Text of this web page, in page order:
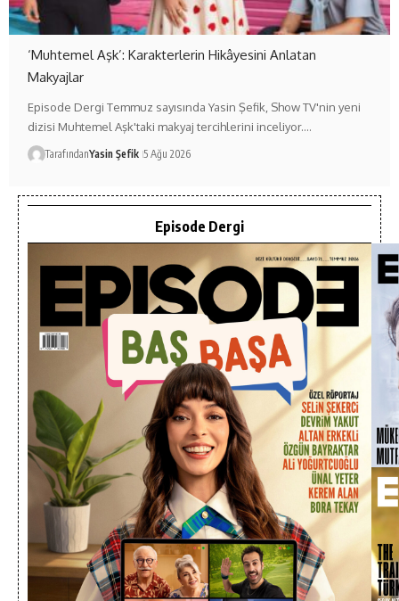
‘Muhtemel Aşk’: Karakterlerin Hikâyesini Anlatan
Makyajlar
Episode Dergi Temmuz sayısında Yasin Şefik, Show TV'nin yeni
dizisi Muhtemel Aşk'taki makyaj tercihlerini inceliyor.…
TarafındanYasin Şefik 5 Ağu 2026
Episode Dergi